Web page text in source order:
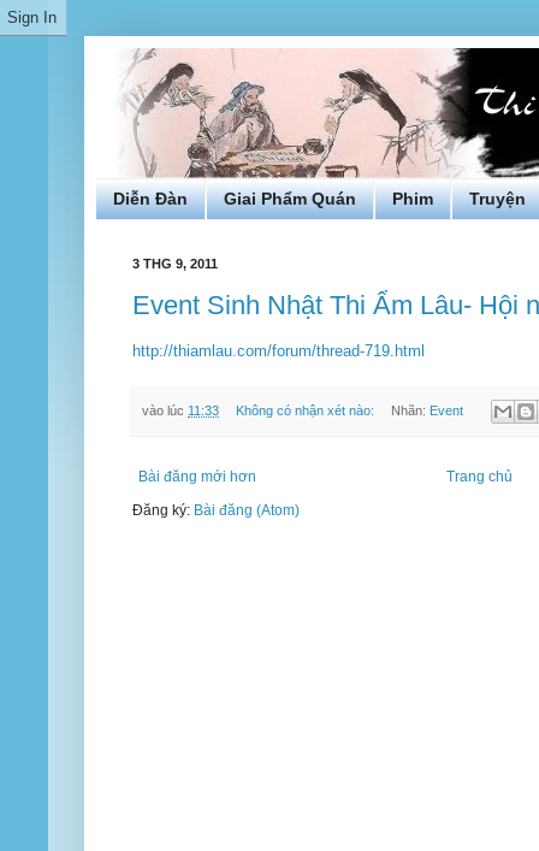
Diễn Đàn Giai Phẩm Quán Phim Truyện
3 THG 9, 2011
Event Sinh Nhật Thi Ẩm Lâu- Hội
http://thiamlau.com/forum/thread-719.html
vào lúc 11:33 Không có nhận xét nào: Nhãn: Event
Bài đăng mới hơn
Trang chủ
Đăng ký: Bài đăng (Atom)